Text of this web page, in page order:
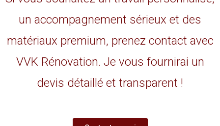
un accompagnement sérieux et des
matériaux premium, prenez contact avec
VVK Rénovation. Je vous fournirai un
devis détaillé et transparent !